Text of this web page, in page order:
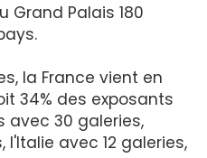
Grand Palais 180
la France vient en
34% des exposants
avec 30 galeries,
l'Italie avec 12 galeries,